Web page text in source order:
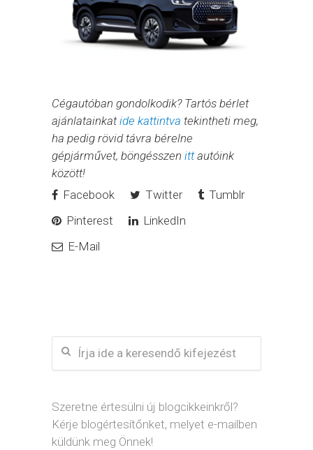
Cégautóban gondolkodik? Tartós bérlet
ajánlatainkatide kattintva tekintheti meg,
ha pedig rövid távra bérelne
gépjárművet, böngésszen ittautóink
között!
Facebook
Twitter
Tumblr
Pinterest
LinkedIn
E-Mail
Szeretne értesülni új blogcikkeinkről?
Kérje blogértesítőnket, melyet e-mailben
küldünk meg Önnek!